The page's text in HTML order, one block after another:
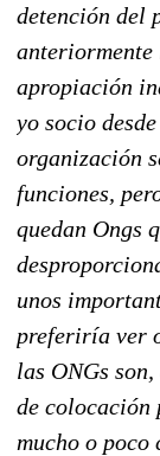
detención del
apropiación
yo socio
organización
funciones,
quedan Ongs
unos
preferiría ver
las ONGs
de colocación
mucho o